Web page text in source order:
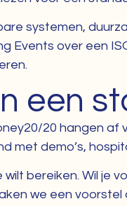
systemen,
Events over een
een
20 hangen
met demo’s,
bereiken. Wil je
we een